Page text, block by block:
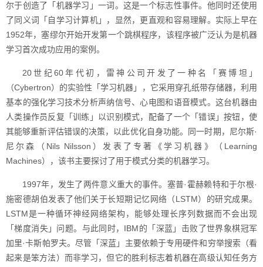
尔于创造了「机器学习」一词。这是一个标志性事件。他同时还使用
了同义词「自学习计算机」，显然，更直观和容易理解。实际上早在
1952年，塞缪尔开始开发第一个跳棋程序，该程序被广泛认为是机器
学习首次成功应用的案例。
20世纪60年代初，雷神公司开发了一种名「赛博坦」
（Cybertron）的实验性「学习机器」，它采用穿孔纸带存储器，利用
基本的强化学习技术分析声纳信号、心电图和语音模式。这台机器由
人类操作员反复「训练」以识别模式，配备了一个「错误」按钮，使
其能够重新评估错误的决策，以此优化自身功能。同一时期，尼尔斯·
尼尔森（Nils Nilsson）发表了专著《学习机器》（Learning
Machines），该书主要探讨了用于模式分类的机器学习。
1997年，发生了两件意义重大的事件。塞普·霍赫赖特和于尔根·
施密德胡伯发表了他们关于长短期记忆网络（LSTM）的研究成果。
LSTM是一种循环神经网络架构，能够处理长序列数据而不会出现
「梯度消失」问题。与此同时，IBM的「深蓝」击败了世界象棋冠军
加里·卡斯帕罗夫。尽管「深蓝」主要依赖于专用硬件和穷举搜索（看
起来是笨方法）而非学习，但它的胜利标志着机器在高级认知任务方